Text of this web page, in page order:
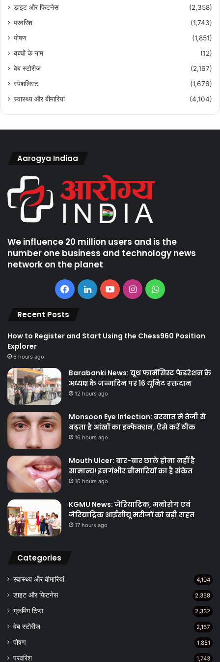
डाइट और फिटनेस
(2,358)
परवरिश
(1,743)
पोषण
(1,851)
बच्चों के नाम
(12)
वेब स्टोरीज
(2,167)
स्पेशलिस्ट
(1,676)
स्वास्थ्य और बीमारियां
(4,104)
Aarogya Indiaa
We influence 20 million users and is the
number one business and technology news
network on the planet
Facebook
LinkedInYouTubeInstagramWhatsApp
Recent Posts
How to Register and Start Using the Chess960 Position
Explorer
6 hours ago
Barabanki News: यूथ फार्मेसिस्ट फेडरेशन के
अध्यक्ष के जन्मदिन पर 16 यूनिट रक्तदान
12 hours ago
Monsoon Eye Infection: बरसात में तेजी से
बढ़ता है आंखों का इन्फेक्शन, ऐसे करें ठीक
16 hours ago
Mouth Ulcer: बार-बार छाले होना नहीं है
सामान्य! इनगंभीर बीमारियों का है संकेत
16 hours ago
KGMU News: जेरियाट्रिक, मनोरोग एवं
जेरियाट्रिक आईसीयू मरीजों को बड़ी राहत
17 hours ago
Categories
स्वास्थ्य और बीमारियां 4,104
डाइट और फिटनेस 2,358
ग्रूमिंग टिप्स 2,332
वेब स्टोरीज 2,167
पोषण 1,851
परवरिश 1,743